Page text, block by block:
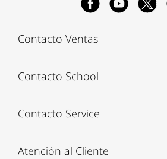
Contacto Ventas
Contacto School
Contacto Service
Atención al Cliente